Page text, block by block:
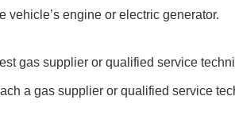
vehicle’s engine or electric generator.
gas supplier or qualified service
a gas supplier or qualified service